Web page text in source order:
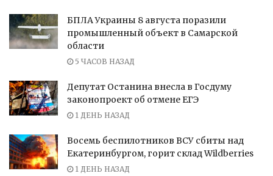
БПЛА Украины 8 августа поразили
промышленный объект в Самарской
области
5 ЧАСОВ НАЗАД
Депутат Останина внесла в Госдуму
законопроект об отмене ЕГЭ
1 ДЕНЬ НАЗАД
Восемь беспилотников ВСУ сбиты над
Екатеринбургом, горит склад Wildberries
1 ДЕНЬ НАЗАД